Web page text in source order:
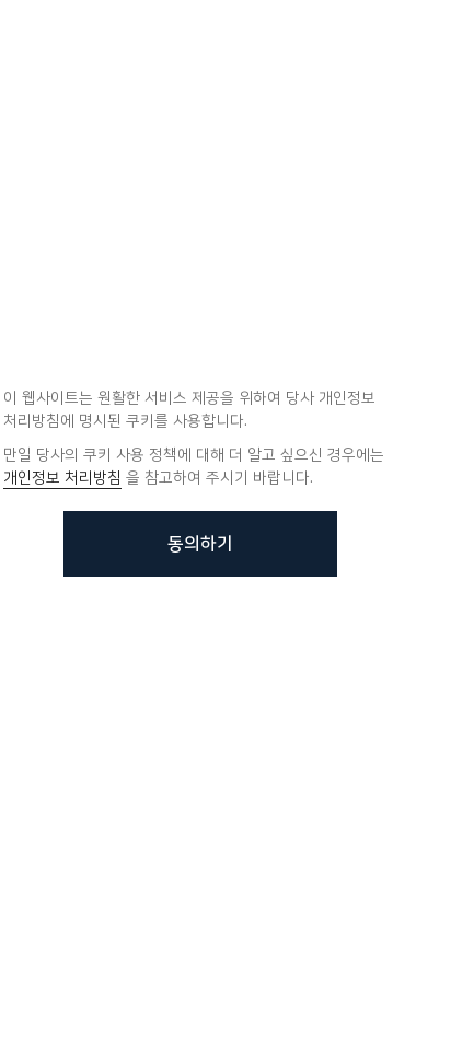
이 웹사이트는 원활한 서비스 제공을 위하여 당사 개인정보
처리방침에 명시된 쿠키를 사용합니다.
만일 당사의 쿠키 사용 정책에 대해 더 알고 싶으신 경우에는
개인정보 처리방침 을 참고하여 주시기 바랍니다.
동의하기